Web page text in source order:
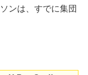
ンは、すでに集団